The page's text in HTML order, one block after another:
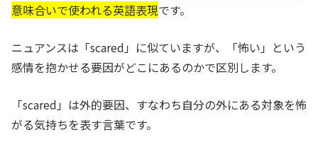
意味合いで使われる英語表現です。
ニュアンスは「scared」に似ていますが、「怖い」という
感情を抱かせる要因がどこにあるのかで区別します。
「scared」は外的要因、すなわち自分の外にある対象を怖
がる気持ちを表す言葉です。